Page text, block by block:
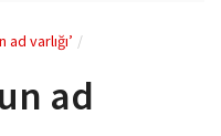
ad varlığı’
ad